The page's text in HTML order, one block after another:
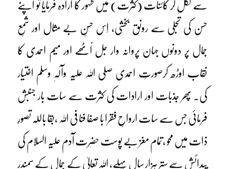
سے نکل کر کائنات (کثرت) میں ظہور کا ارادہ فرمایا تو اپنے
حسن کی تجلی سے رونق بخشی، اِس حسنِ بے مثال اور شمعِ
جمال پر دونوں جہان پروانہ وار جل اُٹھے اور میم احمدی کا
نقاب اوڑھ کرصورتِ احمدی صلی اللہ علیہ وآلہٖ وسلم اختیار
کی۔ پھر جذبات اور ارادات کی کثرت سے سات بار جنبش
فرمائی جس سے سات ارواحِ فقرا با صفا فنا فی اللہ ،بقا باللہ تصورِ
ذات میں محو ،تمام مغز بے پوست حضرت آدم علیہ السلام کی
پیدائش سے ستر ہزار سال پہلے، اللہ تعالیٰ کے جمال کے سمندر